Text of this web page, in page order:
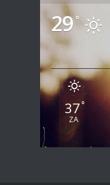
29°
37°
ZA